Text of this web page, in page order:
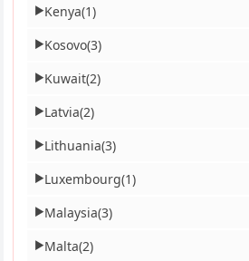
▶Kenya(1)
▶Kosovo(3)
▶Kuwait(2)
▶Latvia(2)
▶Lithuania(3)
▶Luxembourg(1)
▶Malaysia(3)
▶Malta(2)